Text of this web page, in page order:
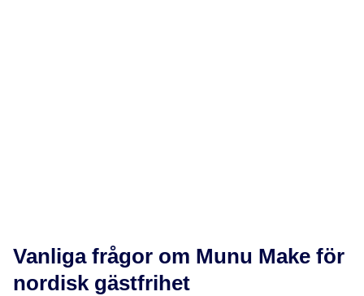
Vanliga frågor om Munu Make för
nordisk gästfrihet